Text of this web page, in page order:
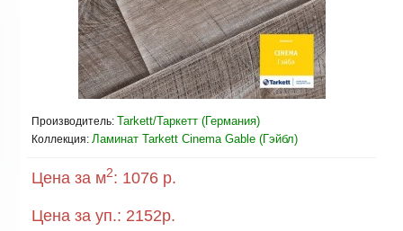
Производитель: Tarkett/Таркетт (Германия)
Коллекция: Ламинат Tarkett Cinema Gable (Гэйбл)
Цена за м2: 1076 р.
Цена за уп.: 2152р.